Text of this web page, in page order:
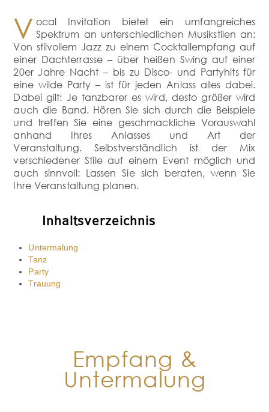
V ocal Invitation bietet ein umfangreiches
Spektrum an unterschiedlichen Musikstilen an:
Von stilvollem Jazz zu einem Cocktailempfang auf
einer Dachterrasse – über heißen Swing auf einer
20er Jahre Nacht – bis zu Disco- und Partyhits für
eine wilde Party – ist für jeden Anlass alles dabei.
Dabei gilt: Je tanzbarer es wird, desto größer wird
auch die Band. Hören Sie sich durch die Beispiele
und treffen Sie eine geschmackliche Vorauswahl
anhand Ihres Anlasses und Art der
Veranstaltung. Selbstverständlich ist der Mix
verschiedener Stile auf einem Event möglich und
auch sinnvoll: Lassen Sie sich beraten, wenn Sie
Ihre Veranstaltung planen.
Inhaltsverzeichnis
Untermalung
Tanz
Party
Trauung
Empfang &
Untermalung